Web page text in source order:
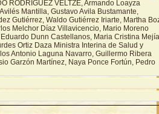
RODRIGUEZ VELTZE, Armando Loayza
Mantilla, Gustavo Avila Bustamante,
Gutiérrez, Waldo Gutiérrez Iriarte, Martha
Melchor Díaz Villavicencio, Mario Moreno
Dunn Castellanos, Maria Cristina
Ortiz Daza Ministra Interina de Salud y
Antonio Laguna Navarro, Guillermo Ribera
Garzón Martínez, Naya Ponce Fortún, Pedro